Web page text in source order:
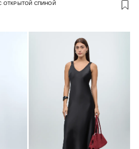
ОТКРЫТОЙ СПИНОЙ